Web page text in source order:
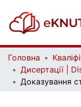
Головна